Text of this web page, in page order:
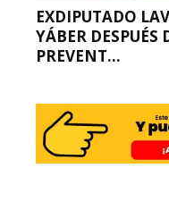
EXDIPUTADO
YÁBER DESPUÉS
PREVENT...